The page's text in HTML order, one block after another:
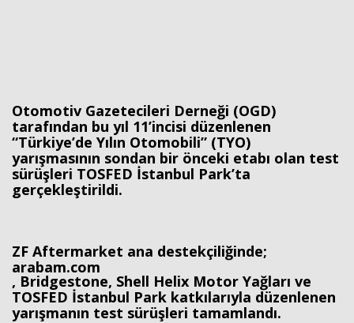
Otomotiv Gazetecileri Derneği (OGD)
tarafından bu yıl 11’incisi düzenlenen
“Türkiye’de Yılın Otomobili” (TYO)
yarışmasının sondan bir önceki etabı olan test
sürüşleri TOSFED İstanbul Park’ta
gerçekleştirildi.
ZF Aftermarket ana destekçiliğinde;
arabam.com
, Bridgestone, Shell Helix Motor Yağları ve
TOSFED İstanbul Park katkılarıyla düzenlenen
yarışmanın test sürüşleri tamamlandı.